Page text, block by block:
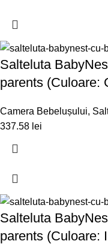
Salteluta
parents (Culoare:
Camera Bebelușului,
337.58 lei
Salteluta
parents (Culoare: